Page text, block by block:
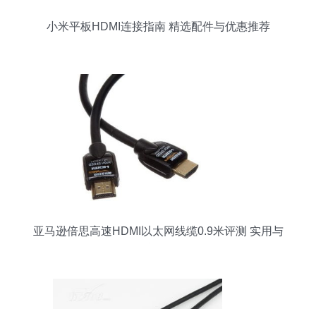
小米平板HDMI连接指南 精选配件与优惠推荐
亚马逊倍思高速HDMI以太网线缆0.9米评测 实用与